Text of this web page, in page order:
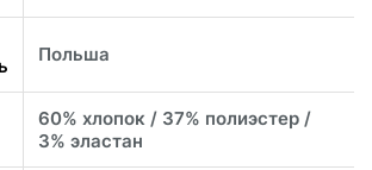
Польша
60% хлопок / 37% полиэстер /
3% эластан